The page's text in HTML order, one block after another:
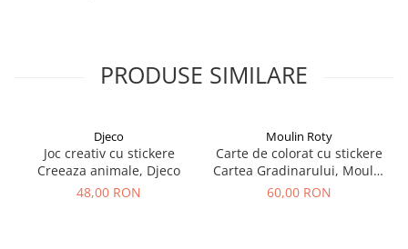
PRODUSE SIMILARE
Djeco
Joc creativ cu stickere
Creeaza animale, Djeco
48,00 RON
Moulin Roty
Carte de colorat cu stickere
Cartea Gradinarului, Moulin
Roty
60,00 RON